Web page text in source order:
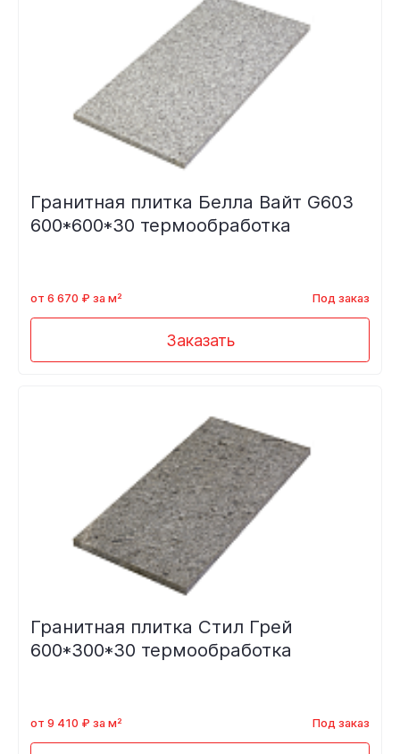
Гранитная плитка Белла Вайт G603
600*600*30 термообработка
от 6 670 ₽ за м² Под заказ
Заказать
Гранитная плитка Стил Грей
600*300*30 термообработка
от 9 410 ₽ за м² Под заказ